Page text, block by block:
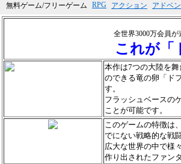
無料ゲーム/フリーゲーム RPG アクション アドベ
全世界3000万会員
これが「
本作は7つの大陸を
のできる竜の卵「ド
す。
フラッシュベースの
ことが可能です。
このゲームの特徴は
でにない戦略的な戦
広大な世界の中で様
作り出されたファン